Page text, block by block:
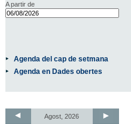
A partir de
Agenda del cap de setmana
Agenda en Dades obertes
Agost, 2026